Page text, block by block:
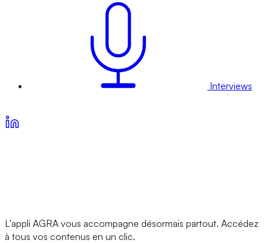
Interviews
L'appli AGRA vous accompagne désormais partout. Accédez
à tous vos contenus en un clic.